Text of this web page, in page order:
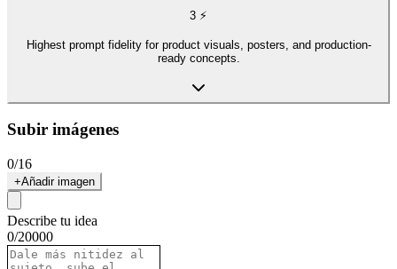
3 ⚡
Highest prompt fidelity for product visuals, posters, and production-
ready concepts.
Subir imágenes
0/16
+Añadir imagen
Describe tu idea
0/20000